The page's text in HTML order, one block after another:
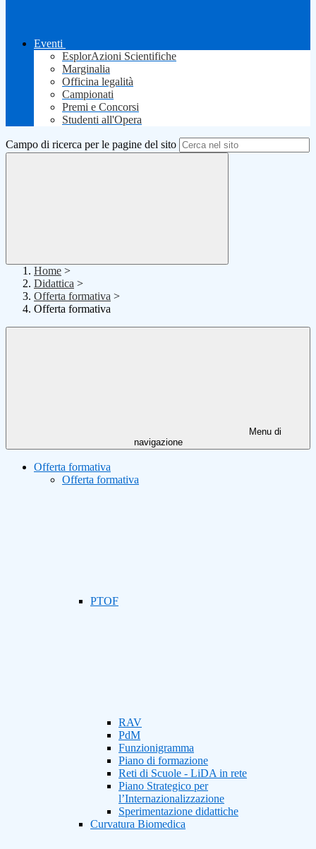
Eventi
EsplorAzioni Scientifiche
Marginalia
Officina legalità
Campionati
Premi e Concorsi
Studenti all'Opera
Campo di ricerca per le pagine del sito
Home >
Didattica >
Offerta formativa >
Offerta formativa
Menu di
navigazione
Offerta formativa
Offerta formativa
PTOF
RAV
PdM
Funzionigramma
Piano di formazione
Reti di Scuole - LiDA in rete
Piano Strategico per
l’Internazionalizzazione
Sperimentazione didattiche
Curvatura Biomedica